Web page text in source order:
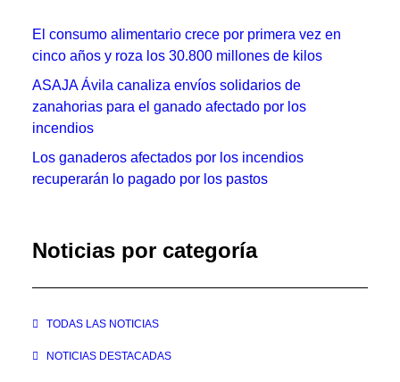
El consumo alimentario crece por primera vez en
cinco años y roza los 30.800 millones de kilos
ASAJA Ávila canaliza envíos solidarios de
zanahorias para el ganado afectado por los
incendios
Los ganaderos afectados por los incendios
recuperarán lo pagado por los pastos
Noticias por categoría
TODAS LAS NOTICIAS
NOTICIAS DESTACADAS